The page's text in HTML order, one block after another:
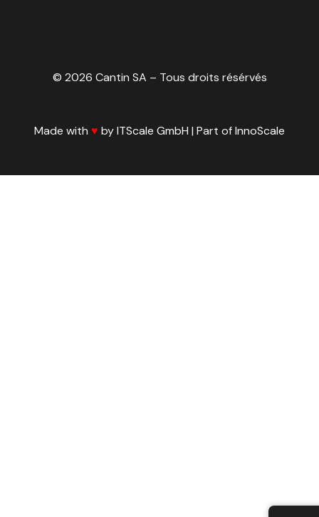
© 2026 Cantin SA – Tous droits résérvés
Made with ♥️ byITScale GmbH | Part ofInnoScale